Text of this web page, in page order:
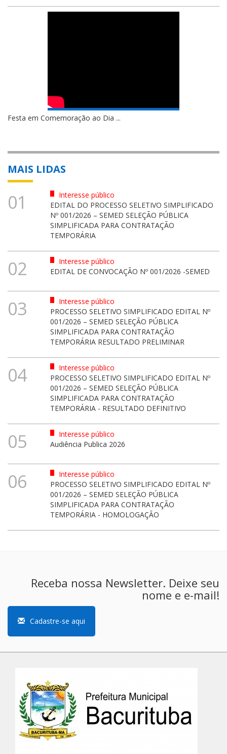
Festa em Comemoração ao Dia ...
MAIS LIDAS
01
Interesse público
EDITAL DO PROCESSO SELETIVO SIMPLIFICADO
Nº 001/2026 – SEMED SELEÇÃO PÚBLICA
SIMPLIFICADA PARA CONTRATAÇÃO
TEMPORÁRIA
02
Interesse público
EDITAL DE CONVOCAÇÃO Nº 001/2026 -SEMED
03
Interesse público
PROCESSO SELETIVO SIMPLIFICADO EDITAL Nº
001/2026 – SEMED SELEÇÃO PÚBLICA
SIMPLIFICADA PARA CONTRATAÇÃO
TEMPORÁRIA RESULTADO PRELIMINAR
04
Interesse público
PROCESSO SELETIVO SIMPLIFICADO EDITAL Nº
001/2026 – SEMED SELEÇÃO PÚBLICA
SIMPLIFICADA PARA CONTRATAÇÃO
TEMPORÁRIA - RESULTADO DEFINITIVO
05
Interesse público
Audiência Publica 2026
06
Interesse público
PROCESSO SELETIVO SIMPLIFICADO EDITAL Nº
001/2026 – SEMED SELEÇÃO PÚBLICA
SIMPLIFICADA PARA CONTRATAÇÃO
TEMPORÁRIA - HOMOLOGAÇÃO
Receba nossa Newsletter. Deixe seu
nome e e-mail!
Cadastre-se aqui